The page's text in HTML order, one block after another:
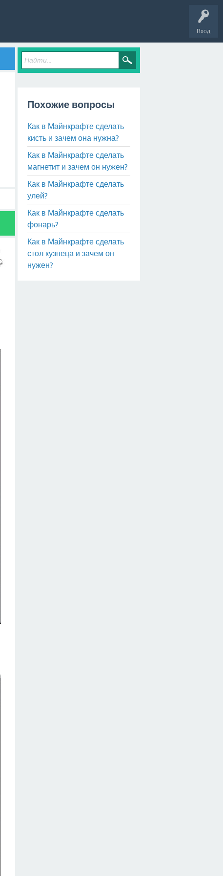
Вход
Похожие вопросы
Как в Майнкрафте сделать
кисть и зачем она нужна?
Как в Майнкрафте сделать
магнетит и зачем он нужен?
Как в Майнкрафте сделать
улей?
Как в Майнкрафте сделать
фонарь?
Как в Майнкрафте сделать
стол кузнеца и зачем он
нужен?